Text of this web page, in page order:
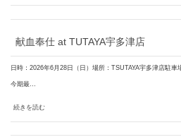
献血奉仕 at TUTAYA宇多津店
日時：2026年6月28日（日）場所：TSUTAYA宇多津店駐
今期最…
続きを読む